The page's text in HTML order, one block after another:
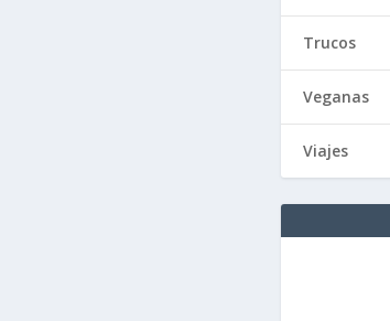
Trucos
Veganas
Viajes